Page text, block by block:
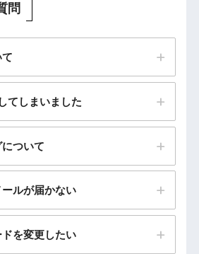
問
てしまいました
ついて
ルが届かない
を変更したい